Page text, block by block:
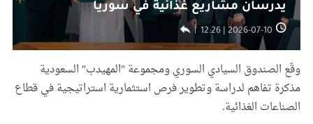
يدرسان مشاريع غذائية في سوريا
2026-07-10 | 12:26
وقّع الصندوق السيادي السوري ومجموعة "المهيدب" السعودية
مذكرة تفاهم لدراسة وتطوير فرص استثمارية استراتيجية في قطاع
الصناعات الغذائية.